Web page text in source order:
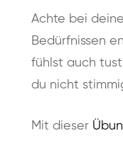
Achte bei
Bedürfnissen
fühlst auch
du nicht
Mit dieser